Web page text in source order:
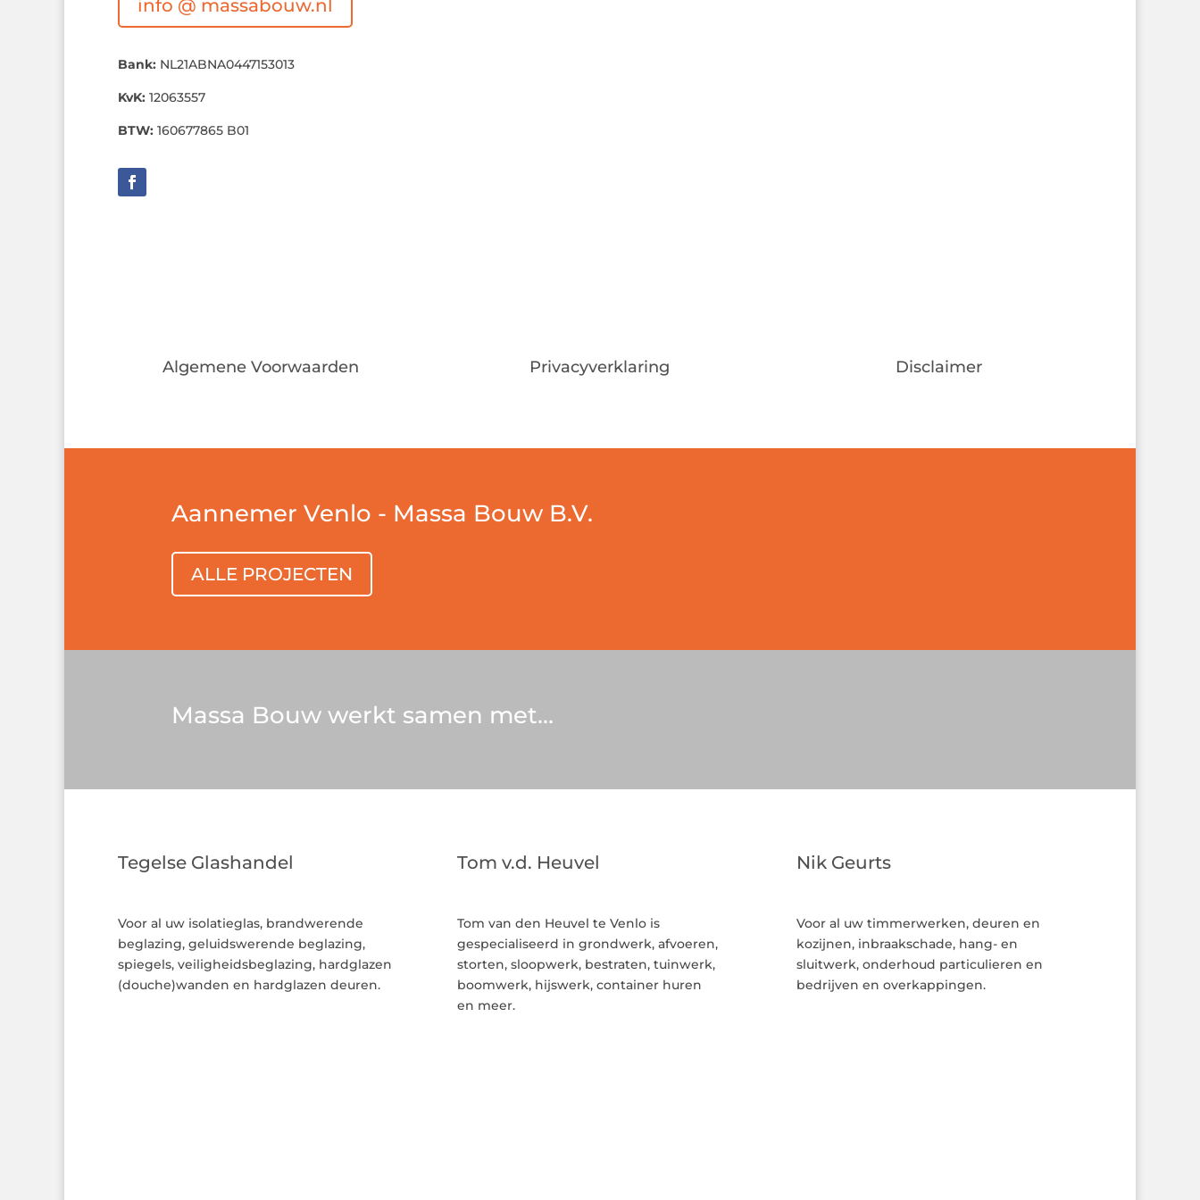
info @ massabouw.nl
Bank: NL21ABNA0447153013
KvK: 12063557
BTW: 160677865 B01
Algemene Voorwaarden Privacyverklaring Disclaimer
Aannemer Venlo - Massa Bouw B.V.
ALLE PROJECTEN
Massa Bouw werkt samen met…
Tegelse Glashandel
Voor al uw isolatieglas, brandwerende
beglazing, geluidswerende beglazing,
spiegels, veiligheidsbeglazing, hardglazen
(douche)wanden en hardglazen deuren.
Tom v.d. Heuvel
Tom van den Heuvel te Venlo is
gespecialiseerd in grondwerk, afvoeren,
storten, sloopwerk, bestraten, tuinwerk,
boomwerk, hijswerk, container huren
en meer.
Nik Geurts
Voor al uw timmerwerken, deuren en
kozijnen, inbraakschade, hang- en
sluitwerk, onderhoud particulieren en
bedrijven en overkappingen.